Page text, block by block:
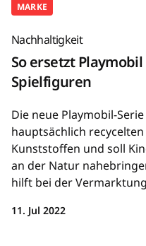
MARKE
Nachhaltigkeit
So ersetzt
Spielfiguren
Die neue Playmobil-
hauptsächlich
Kunststoffen und soll
an der Natur
hilft bei der
11. Jul 2022